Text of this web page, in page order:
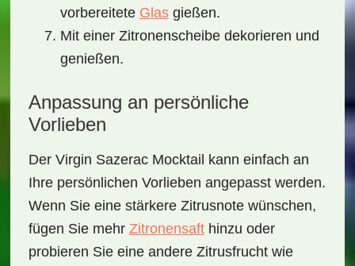
vorbereitete Glasgießen.
Mit einer Zitronenscheibe dekorieren und
genießen.
Anpassung an persönliche
Vorlieben
Der Virgin Sazerac Mocktail kann einfach an
Ihre persönlichen Vorlieben angepasst werden.
Wenn Sie eine stärkere Zitrusnotewünschen,
fügen Sie mehr Zitronensafthinzu oder
probieren Sie eine andere Zitrusfrucht wie